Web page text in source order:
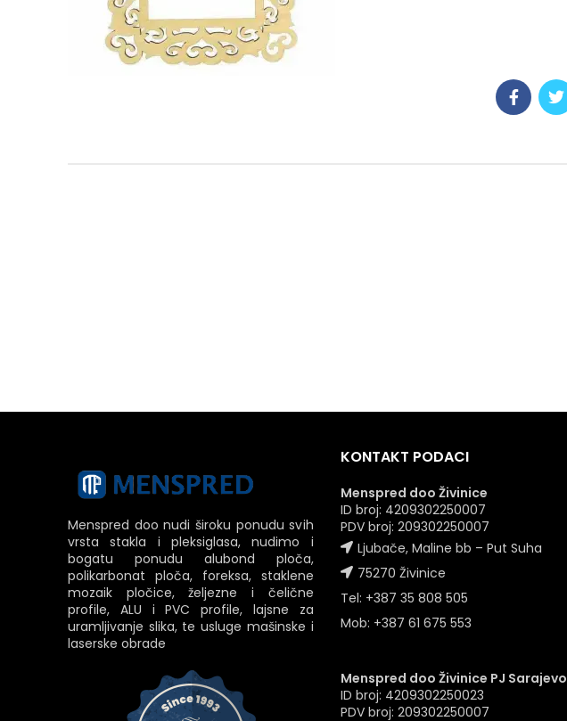
Menspred doo nudi široku ponudu svih
vrsta stakla i pleksiglasa, nudimo i
bogatu ponudu alubond ploča,
polikarbonat ploča, foreksa, staklene
mozaik pločice, željezne i čelične
profile, ALU i PVC profile, lajsne za
uramljivanje slika, te usluge mašinske i
laserske obrade
KONTAKT PODACI
Menspred doo Živinice
ID broj: 4209302250007
PDV broj: 209302250007
Ljubače, Maline bb – Put Suha
75270 Živinice
Tel: +387 35 808 505
Mob: +387 61 675 553
Menspred doo Živinice PJ Sarajevo
ID broj: 4209302250023
PDV broj: 209302250007